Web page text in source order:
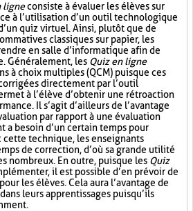
ligneconsiste à évaluer les élèves sur
à l’utilisation d’un outil technologique
quiz virtuel. Ainsi, plutôt que de
classiques sur papier, les
en salle d’informatique afin de
Généralement, les Quiz en ligne
à choix multiples (QCM) puisque ces
directement par l’outil
à l’élève d’obtenir une rétroaction
Il s’agit d’ailleurs de l’avantage
par rapport à une évaluation
a besoin d’un certain temps pour
cette technique, les enseignants
de correction, d’où sa grande utilité
nombreux. En outre, puisque les Quiz
il est possible d’en prévoir de
les élèves. Cela aura l’avantage de
leurs apprentissages puisqu’ils